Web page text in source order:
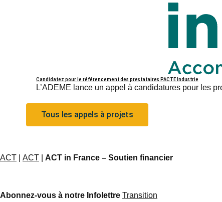
Candidatez pour le référencement des prestataires PACTE Industrie
L’ADEME lance un appel à candidatures pour les
Tous les appels à projets
ACT ACT ACT in France – Soutien financier
Abonnez-vous à notre Infolettre Transition